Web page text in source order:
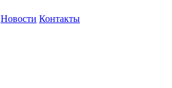
Новости Контакты